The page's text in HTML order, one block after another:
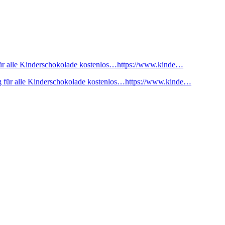
alle Kinderschokolade kostenlos…https://www.kinde…
für alle Kinderschokolade kostenlos…https://www.kinde…